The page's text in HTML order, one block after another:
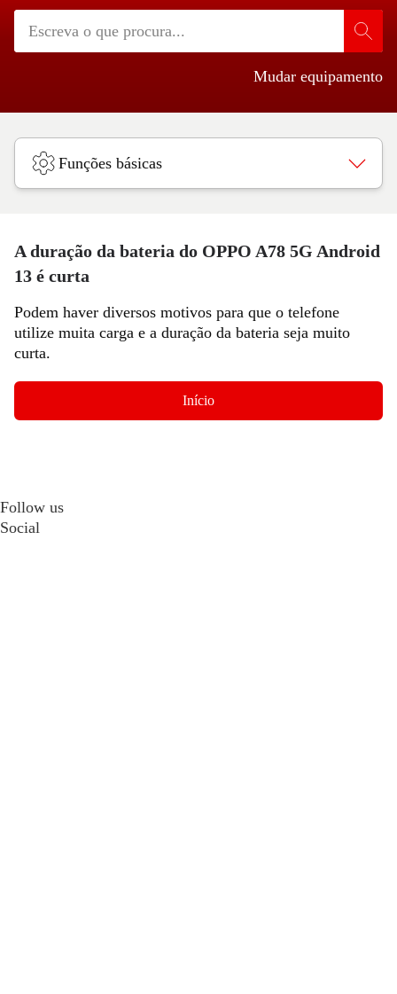
Mudar equipamento
Funções básicas
A duração da bateria do OPPO A78 5G Android
13 é curta
Podem haver diversos motivos para que o telefone
utilize muita carga e a duração da bateria seja muito
curta.
Início
Follow us
Social